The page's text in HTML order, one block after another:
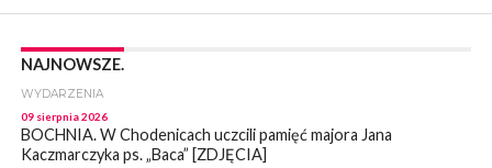
NAJNOWSZE.
WYDARZENIA
09 sierpnia 2026
BOCHNIA. W Chodenicach uczcili pamięć majora Jana
Kaczmarczyka ps. „Baca” [ZDJĘCIA]